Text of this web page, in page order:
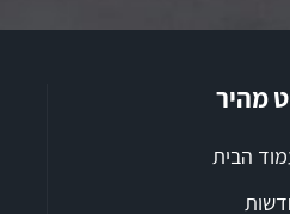
מהיר
הבית